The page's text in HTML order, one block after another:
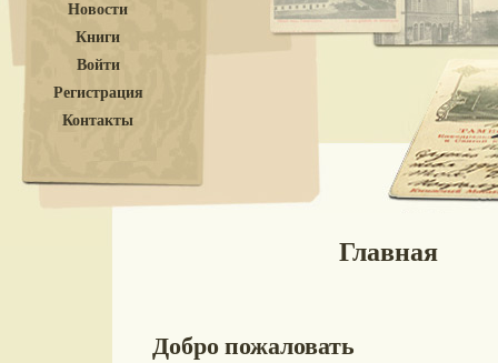
Новости
Книги
Войти
Регистрация
Контакты
Главная
Добро пожаловать